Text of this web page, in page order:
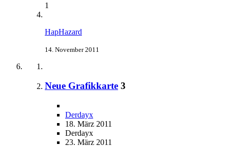
1
HapHazard
14. November 2011
Neue Grafikkarte 3
Derdayx
18. März 2011
Derdayx
23. März 2011